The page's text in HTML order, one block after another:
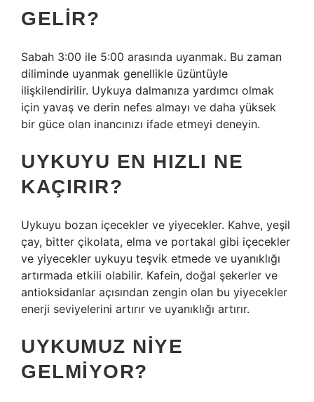
GELIR?
Sabah 3:00 ile 5:00 arasında uyanmak. Bu zaman
diliminde uyanmak genellikle üzüntüyle
ilişkilendirilir. Uykuya dalmanıza yardımcı olmak
için yavaş ve derin nefes almayı ve daha yüksek
bir güce olan inancınızı ifade etmeyi deneyin.
UYKUYU EN HIZLI NE
KAÇIRIR?
Uykuyu bozan içecekler ve yiyecekler. Kahve, yeşil
çay, bitter çikolata, elma ve portakal gibi içecekler
ve yiyecekler uykuyu teşvik etmede ve uyanıklığı
artırmada etkili olabilir. Kafein, doğal şekerler ve
antioksidanlar açısından zengin olan bu yiyecekler
enerji seviyelerini artırır ve uyanıklığı artırır.
UYKUMUZ NIYE
GELMIYOR?